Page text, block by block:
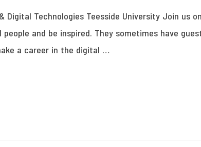
Digital Technologies Teesside University Join us
and be inspired. They sometimes have
a career in the digital …